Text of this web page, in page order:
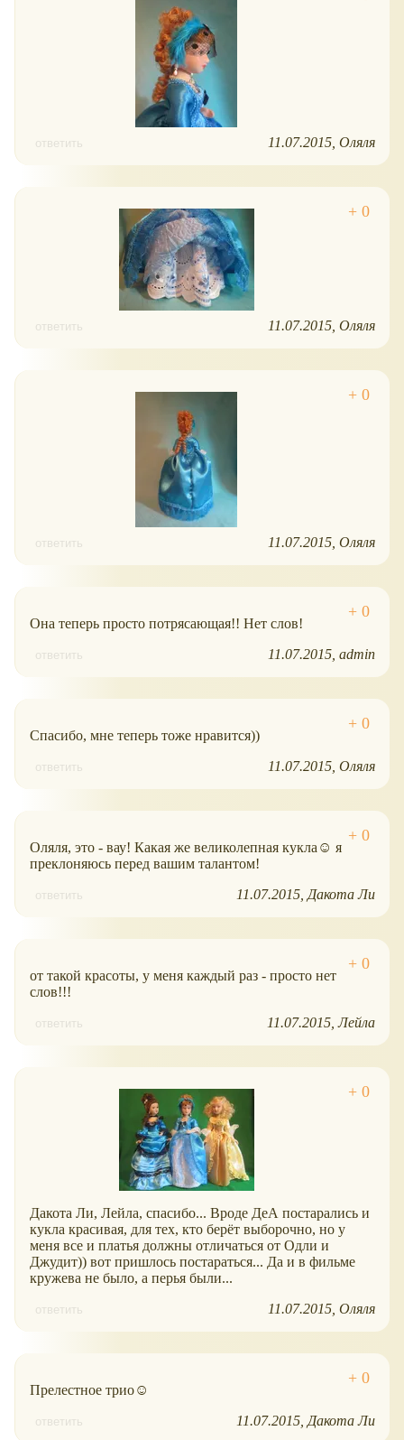
ответить 11.07.2015 Оляля
ответить 11.07.2015 Оляля
ответить 11.07.2015 Оляля
Она теперь просто потрясающая!! Нет слов!
ответить 11.07.2015 admin
Спасибо, мне теперь тоже нравится))
ответить 11.07.2015 Оляля
Оляля, это - вау! Какая же великолепная кукла☺ я
преклоняюсь перед вашим талантом!
ответить 11.07.2015 Дакота Ли
от такой красоты, у меня каждый раз - просто нет
слов!!!
ответить 11.07.2015 Лейла
Дакота Ли, Лейла, спасибо... Вроде ДеА постарались и
кукла красивая, для тех, кто берёт выборочно, но у
меня все и платья должны отличаться от Одли и
Джудит)) вот пришлось постараться... Да и в фильме
кружева не было, а перья были...
ответить 11.07.2015 Оляля
Прелестное трио☺
ответить 11.07.2015 Дакота Ли